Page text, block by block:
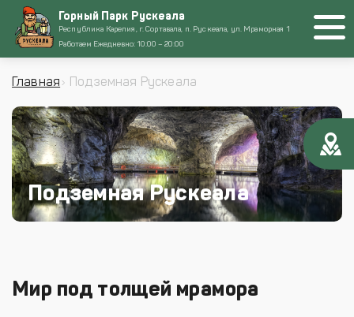
Горный Парк Рускеала
Республика Карелия, г. Сортавала, п. Рускеала, ул. Мраморная 1
Работаем Ежедневно: 10:00 – 20:00
Главная Подземная Рускеала
Подземная Рускеала
Мир под толщей мрамора